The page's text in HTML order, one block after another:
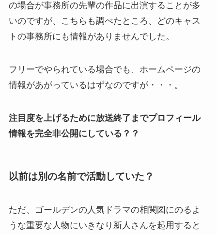
の場合が事務所の先輩の作品に出演することが多
いのですが、こちらも調べたところ、どのキャス
トの事務所にも情報がありませんでした。
フリーでやられている場合でも、ホームページの
情報があがっているはずなのですが・・・。
注目度を上げるために放送終了までプロフィール
情報を完全非公開にしている？？
以前は別の名前で活動していた？
ただ、ゴールデンの人気ドラマの相関図にのるよ
うな重要な人物にいきなり新人さんを起用すると